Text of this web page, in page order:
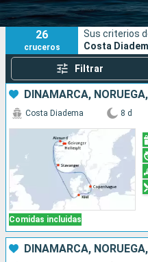
Puertos
26
cruceros
Sus criterios
Costa
Filtrar
DINAMARCA,
Comidas incluidas
Costa Diadema 8 d
DINAMARCA,